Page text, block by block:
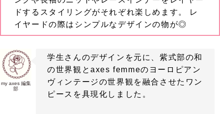
ドするスタイリングがそれぞれ楽しめます。 レ
イヤードの際はシンプルなデザインの物が◎
my axes 編集
部
学生さんのデザインを元に、紫式部の和
の世界観とaxes femmeのヨーロピアン
ヴィンテージの世界観を融合させたワン
ピースを具現化しました。